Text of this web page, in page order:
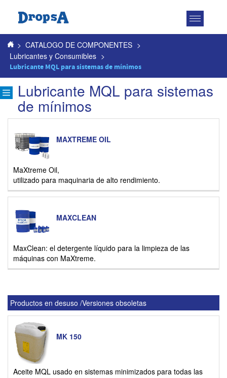
Toggle
> CATALOGO DE COMPONENTES >
Lubricantes y Consumibles >
Lubricante MQL para sistemas de mínimos
Lubricante MQL para sistemas
de mínimos
MAXTREME OIL
MaXtreme Oil,
utilizado para maquinaria de alto rendimiento.
MAXCLEAN
MaxClean: el detergente líquido para la limpieza de las
máquinas con MaXtreme.
Productos en desuso /Versiones obsoletas
MK 150
Aceite MQL usado en sistemas minimizados para todas las